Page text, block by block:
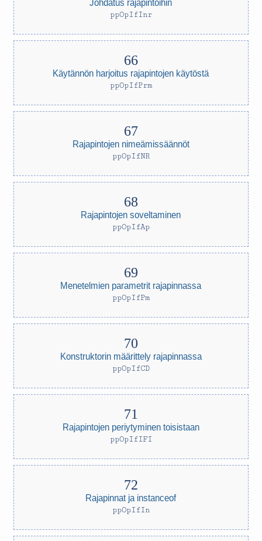
ppOpIfInr
Käytännön harjoitus rajapintojen käytöstä
ppOpIfPrm
Rajapintojen nimeämissäännöt
ppOpIfNR
Rajapintojen soveltaminen
ppOpIfAp
Menetelmien parametrit rajapinnassa
ppOpIfPm
Konstruktorin määrittely rajapinnassa
ppOpIfCD
Rajapintojen periytyminen toisistaan
ppOpIfIFI
Rajapinnat ja instanceof
ppOpIfIn